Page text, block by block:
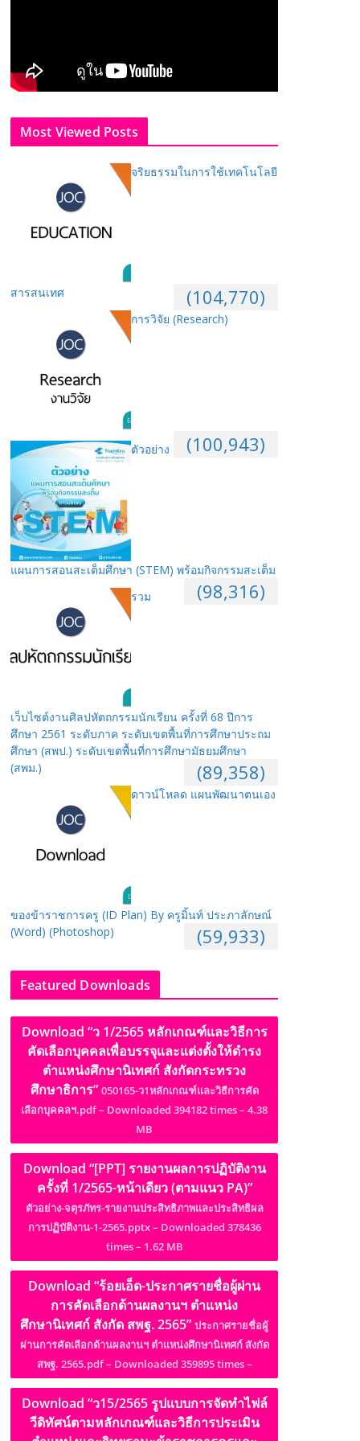
Most Viewed Posts
จริยธรรมในการใช้เทคโนโลยี
สารสนเทศ (104,770)
การวิจัย (Research)
(100,943)
ตัวอย่าง
แผนการสอนสะเต็มศึกษา (STEM) พร้อมกิจกรรมสะเต็ม
(98,316)
รวม
เว็บไซต์งานศิลปหัตถกรรมนักเรียน ครั้งที่ 68 ปีการ
ศึกษา 2561 ระดับภาค ระดับเขตพื้นที่การศึกษาประถม
ศึกษา (สพป.) ระดับเขตพื้นที่การศึกษามัธยมศึกษา
(สพม.)
(89,358)
ดาวน์โหลด แผนพัฒนาตนเอง
ของข้าราชการครู (ID Plan) By ครูมิ้นท์ ประภาลักษณ์
(Word) (Photoshop)
(59,933)
Featured Downloads
Download “ว 1/2565 หลักเกณฑ์และวิธีการ
คัดเลือกบุคคลเพื่อบรรจุและแต่งตั้งให้ดำรง
ตำแหน่งศึกษานิเทศก์ สังกัดกระทรวง
ศึกษาธิการ” 050165-ว1หลักเกณฑ์และวิธีการคัด
เลือกบุคคลฯ.pdf – Downloaded 394182 times – 4.38
MB
Download “[PPT] รายงานผลการปฏิบัติงาน
ครั้งที่ 1/2565-หน้าเดียว (ตามแนว PA)”
ตัวอย่าง-จตุรภัทร-รายงานประสิทธิภาพและประสิทธิผล
การปฏิบัติงาน-1-2565.pptx – Downloaded 378436
times – 1.62 MB
Download “ร้อยเอ็ด-ประกาศรายชื่อผู้ผ่าน
การคัดเลือกด้านผลงานฯ ตำแหน่ง
ศึกษานิเทศก์ สังกัด สพฐ. 2565” ประกาศรายชื่อผู้
ผ่านการคัดเลือกด้านผลงานฯ ตำแหน่งศึกษานิเทศก์ สังกัด
สพฐ. 2565.pdf – Downloaded 359895 times –
Download “ว15/2565 รูปแบบการจัดทำไฟล์
วีดิทัศน์ตามหลักเกณฑ์และวิธีการประเมิน